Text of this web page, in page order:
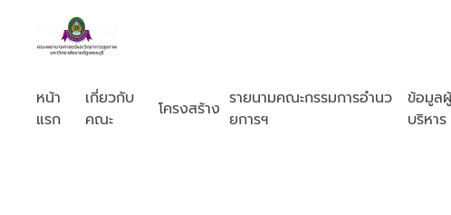
หน้า
แรก
เกี่ยวกับ
คณะ
โครงสร้าง รายนามคณะกรรมการอำนว
ยการฯ
ข้อมูลผู้
บริหาร